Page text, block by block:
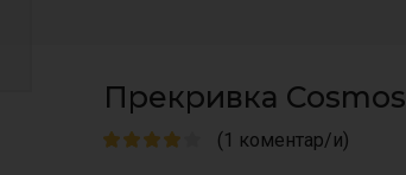
Прекривка Cosmos
(1 коментар/и)